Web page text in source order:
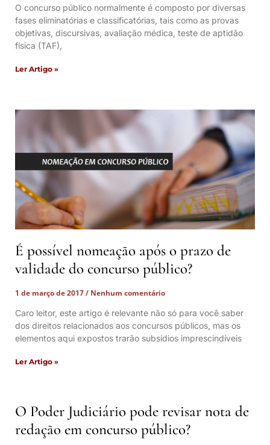
O concurso público normalmente é composto por diversas
fases eliminatórias e classificatórias, tais como as provas
objetivas, discursivas, avaliação médica, teste de aptidão
física (TAF),
Ler Artigo »
É possível nomeação após o prazo de
validade do concurso público?
1 de março de 2017
Nenhum comentário
Caro leitor, este artigo é relevante não só para você saber
dos direitos relacionados aos concursos públicos, mas os
elementos aqui expostos trarão subsídios imprescindíveis
Ler Artigo »
O Poder Judiciário pode revisar nota de
redação em concurso público?